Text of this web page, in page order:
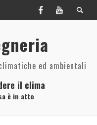
ed ambientali
il clima
è in atto